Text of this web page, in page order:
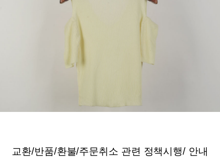
교환/반품/환불/주문취소 관련 정책시행/ 안내